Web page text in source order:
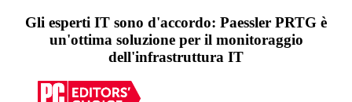
Gli esperti IT sono d'accordo: Paessler PRTG è
un'ottima soluzione per il monitoraggio
dell'infrastruttura IT